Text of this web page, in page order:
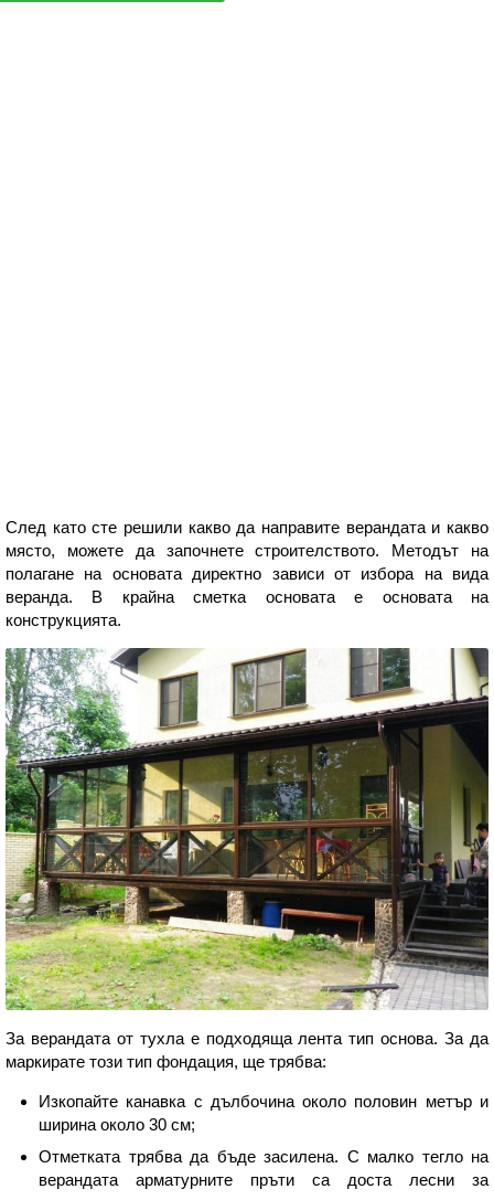
След като сте решили какво да направите верандата и какво
място, можете да започнете строителството. Методът на
полагане на основата директно зависи от избора на вида
веранда. В крайна сметка основата е основата на
конструкцията.
За верандата от тухла е подходяща лента тип основа. За да
маркирате този тип фондация, ще трябва:
Изкопайте канавка с дълбочина около половин метър и
ширина около 30 см;
Отметката трябва да бъде засилена. С малко тегло на
верандата арматурните пръти са доста лесни за